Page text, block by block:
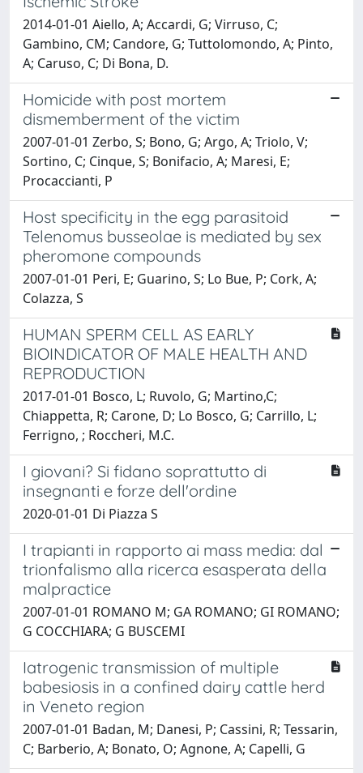
2014-01-01 Aiello, A; Accardi, G; Virruso, C;
Gambino, CM; Candore, G; Tuttolomondo, A; Pinto,
A; Caruso, C; Di Bona, D.
Homicide with post mortem
dismemberment of the victim
2007-01-01 Zerbo, S; Bono, G; Argo, A; Triolo, V;
Sortino, C; Cinque, S; Bonifacio, A; Maresi, E;
Procaccianti, P
Host specificity in the egg parasitoid
Telenomus busseolae is mediated by sex
pheromone compounds
2007-01-01 Peri, E; Guarino, S; Lo Bue, P; Cork, A;
Colazza, S
HUMAN SPERM CELL AS EARLY
BIOINDICATOR OF MALE HEALTH AND
REPRODUCTION
2017-01-01 Bosco, L; Ruvolo, G; Martino,C;
Chiappetta, R; Carone, D; Lo Bosco, G; Carrillo, L;
Ferrigno, ; Roccheri, M.C.
I giovani? Si fidano soprattutto di
insegnanti e forze dell'ordine
2020-01-01 Di Piazza S
I trapianti in rapporto ai mass media: dal
trionfalismo alla ricerca esasperata della
malpractice
2007-01-01 ROMANO M; GA ROMANO; GI ROMANO;
G COCCHIARA; G BUSCEMI
Iatrogenic transmission of multiple
babesiosis in a confined dairy cattle herd
in Veneto region
2007-01-01 Badan, M; Danesi, P; Cassini, R; Tessarin,
C; Barberio, A; Bonato, O; Agnone, A; Capelli, G